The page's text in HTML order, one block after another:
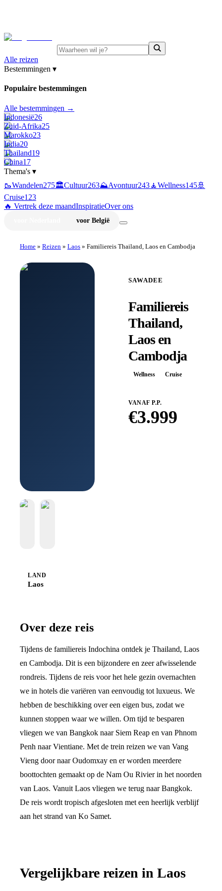
Alle reizen
Bestemmingen ▾
Populaire bestemmingen
Alle bestemmingen →
Indonesië26
Zuid-Afrika25
Marokko23
India20
Thailand19
China17
Thema's ▾
🥾Wandelen275🏛️Cultuur263⛰️Avontuur243🧘Wellness145🚢
Cruise123
🔥 Vertrek deze maandInspiratieOver ons
voor België
Home » Reizen » Laos » Familiereis Thailand, Laos en Cambodja
SAWADEE
Familiereis
Thailand,
Laos en
Cambodja
Wellness Cruise
VANAF P.P.
€3.999
LAND
Laos
Over deze reis
Tijdens de familiereis Indochina ontdek je Thailand, Laos
en Cambodja. Dit is een bijzondere en zeer afwisselende
rondreis. Tijdens de reis voor het hele gezin overnachten
we in hotels die variëren van eenvoudig tot luxueus. We
hebben de beschikking over een eigen bus, zodat we
kunnen stoppen waar we willen. Om tijd te besparen
vliegen we van Bangkok naar Siem Reap en van Phnom
Penh naar Vientiane. Met de trein reizen we van Vang
Vieng door naar Oudomxay en er worden meerdere
boottochten gemaakt op de Nam Ou Rivier in het noorden
van Laos. Vanuit Laos vliegen we terug naar Bangkok.
De reis wordt tropisch afgesloten met een heerlijk verblijf
aan het strand van Ko Samet.
Vergelijkbare reizen in Laos